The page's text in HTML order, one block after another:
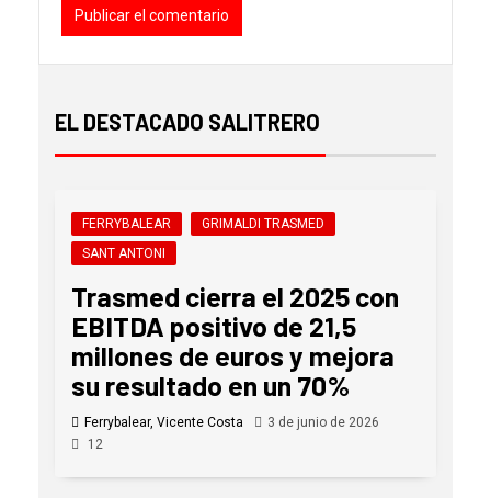
EL DESTACADO SALITRERO
FERRYBALEAR
GRIMALDI TRASMED
SANT ANTONI
Trasmed cierra el 2025 con
EBITDA positivo de 21,5
millones de euros y mejora
su resultado en un 70%
Ferrybalear, Vicente Costa
3 de junio de 2026
12